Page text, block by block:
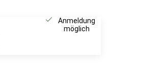
Anmeldung
möglich